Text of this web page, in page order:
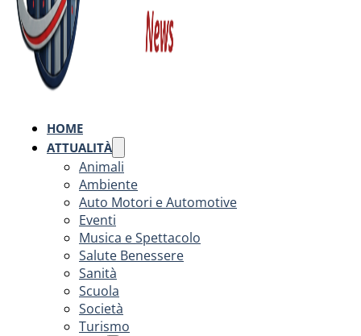
HOME
ATTUALITÀ
Animali
Ambiente
Auto Motori e Automotive
Eventi
Musica e Spettacolo
Salute Benessere
Sanità
Scuola
Società
Turismo